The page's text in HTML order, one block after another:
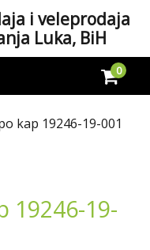
0
kap 19246-19-001
19246-19-